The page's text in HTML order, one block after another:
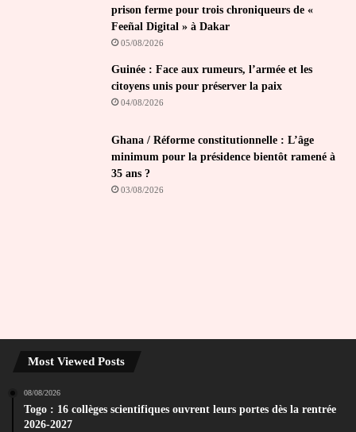
prison ferme pour trois chroniqueurs de «
Feeñal Digital » à Dakar
05/08/2026
Guinée : Face aux rumeurs, l’armée et les
citoyens unis pour préserver la paix
04/08/2026
Ghana / Réforme constitutionnelle : L’âge
minimum pour la présidence bientôt ramené à
35 ans ?
03/08/2026
Most Viewed Posts
08/08/2026
Togo : 16 collèges scientifiques ouvrent leurs portes dès la rentrée
2026-2027